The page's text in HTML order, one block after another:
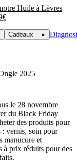
Huile à Lèvres
Cadeaux
2025
le 28 novembre
du Black Friday
des produits pour
: vernis, soin pour
manucure et
à prix réduits pour des